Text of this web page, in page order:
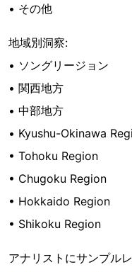
• その他
地域別洞察:
• ソングリージョン
• 関西地方
• 中部地方
• Kyushu-Okinawa
• Tohoku Region
• Chugoku Region
• Hokkaido Region
• Shikoku Region
アナリストにサンプル